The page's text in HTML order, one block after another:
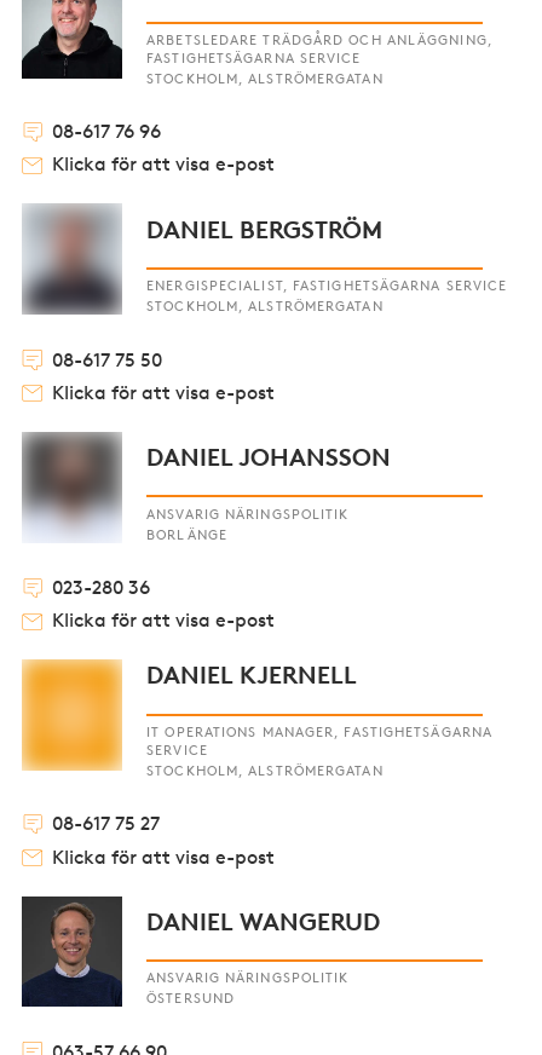
ARBETSLEDARE TRÄDGÅRD OCH ANLÄGGNING,
FASTIGHETSÄGARNA SERVICE
STOCKHOLM, ALSTRÖMERGATAN
08-617 76 96
Klicka för att visa e-post
DANIEL BERGSTRÖM
ENERGISPECIALIST, FASTIGHETSÄGARNA SERVICE
STOCKHOLM, ALSTRÖMERGATAN
08-617 75 50
Klicka för att visa e-post
DANIEL JOHANSSON
ANSVARIG NÄRINGSPOLITIK
BORLÄNGE
023-280 36
Klicka för att visa e-post
DANIEL KJERNELL
IT OPERATIONS MANAGER, FASTIGHETSÄGARNA
SERVICE
STOCKHOLM, ALSTRÖMERGATAN
08-617 75 27
Klicka för att visa e-post
DANIEL WANGERUD
ANSVARIG NÄRINGSPOLITIK
ÖSTERSUND